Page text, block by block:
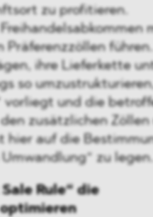
zu profitieren.
ihre Lieferkette
so
vorliegt und die
zusätzlichen
hier auf die
zu legen.
Rule“ die